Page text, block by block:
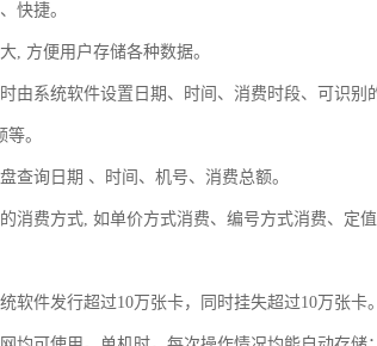
快捷。
, 方便用户存储各种数据。
由系统软件设置日期、时间、消费时段、可识
。
查询日期 、时间、机号、消费总额。
消费方式, 如单价方式消费、编号方式消费、定
软件发行超过10万张卡，同时挂失超过10万张卡。